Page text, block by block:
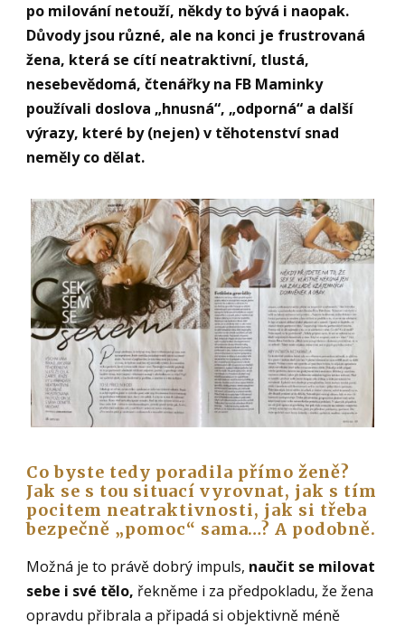
po milování netouží, někdy to bývá i naopak.
Důvody jsou různé, ale na konci je frustrovaná
žena, která se cítí neatraktivní, tlustá,
nesebevědomá, čtenářky na FB Maminky
používali doslova „hnusná“, „odporná“ a další
výrazy, které by (nejen) v těhotenství snad
neměly co dělat.
Co byste tedy poradila přímo ženě?
Jak se s tou situací vyrovnat, jak s tím
pocitem neatraktivnosti, jak si třeba
bezpečně „pomoc“ sama…? A podobně.
Možná je to právě dobrý impuls, naučit se milovat
sebe i své tělo, řekněme i za předpokladu, že žena
opravdu přibrala a připadá si objektivně méně